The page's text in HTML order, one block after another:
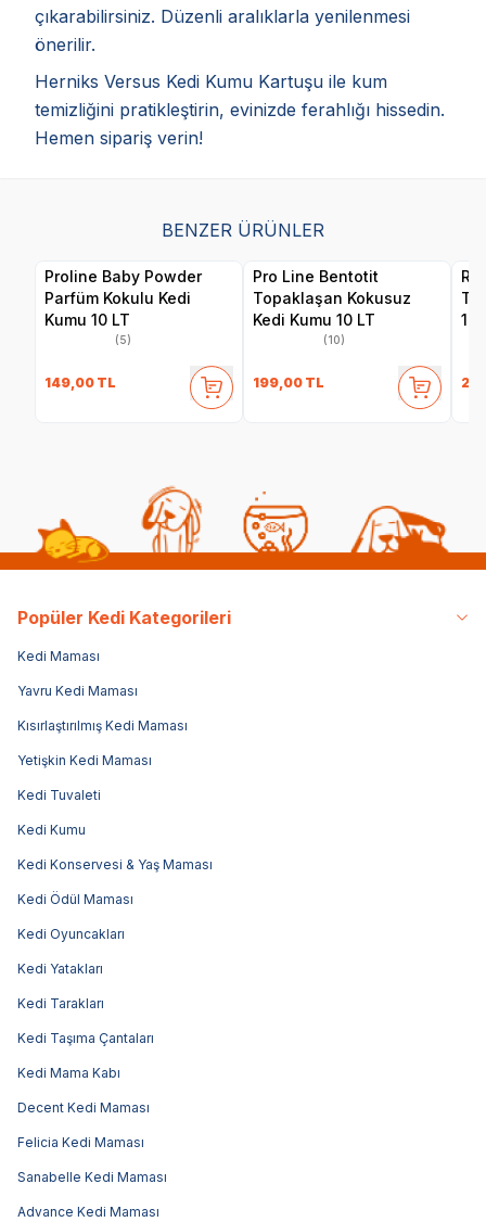
çıkarabilirsiniz. Düzenli aralıklarla yenilenmesi
önerilir.
Herniks Versus Kedi Kumu Kartuşu ile kum
temizliğini pratikleştirin, evinizde ferahlığı hissedin.
Hemen sipariş verin!
BENZER ÜRÜNLER
Proline Baby Powder
Parfüm Kokulu Kedi
Kumu 10 LT
(5)
149,00 TL
Pro Line Bentotit
Topaklaşan Kokusuz
Kedi Kumu 10 LT
(10)
199,00 TL
10
Popüler Kedi Kategorileri
Kedi Maması
Yavru Kedi Maması
Kısırlaştırılmış Kedi Maması
Yetişkin Kedi Maması
Kedi Tuvaleti
Kedi Kumu
Kedi Konservesi & Yaş Maması
Kedi Ödül Maması
Kedi Oyuncakları
Kedi Yatakları
Kedi Tarakları
Kedi Taşıma Çantaları
Kedi Mama Kabı
Decent Kedi Maması
Felicia Kedi Maması
Sanabelle Kedi Maması
Advance Kedi Maması